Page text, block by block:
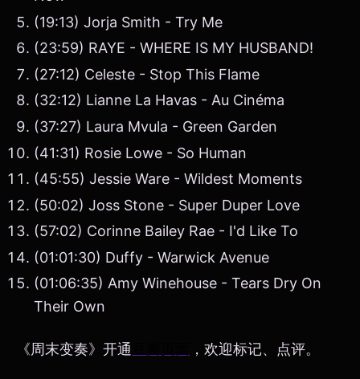
(19:13) Jorja Smith - Try Me
(23:59) RAYE - WHERE IS MY HUSBAND!
(27:12) Celeste - Stop This Flame
(32:12) Lianne La Havas - Au Cinéma
(37:27) Laura Mvula - Green Garden
(41:31) Rosie Lowe - So Human
(45:55) Jessie Ware - Wildest Moments
(50:02) Joss Stone - Super Duper Love
(57:02) Corinne Bailey Rae - I'd Like To
(01:01:30) Duffy - Warwick Avenue
(01:06:35) Amy Winehouse - Tears Dry On
Their Own
《周末变奏》开通 ，欢迎标记、点评。